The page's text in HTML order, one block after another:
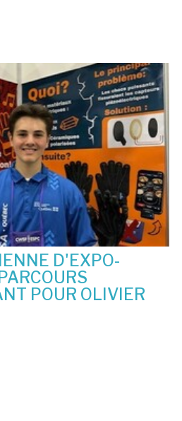
D'EXPO-
POUR OLIVIER